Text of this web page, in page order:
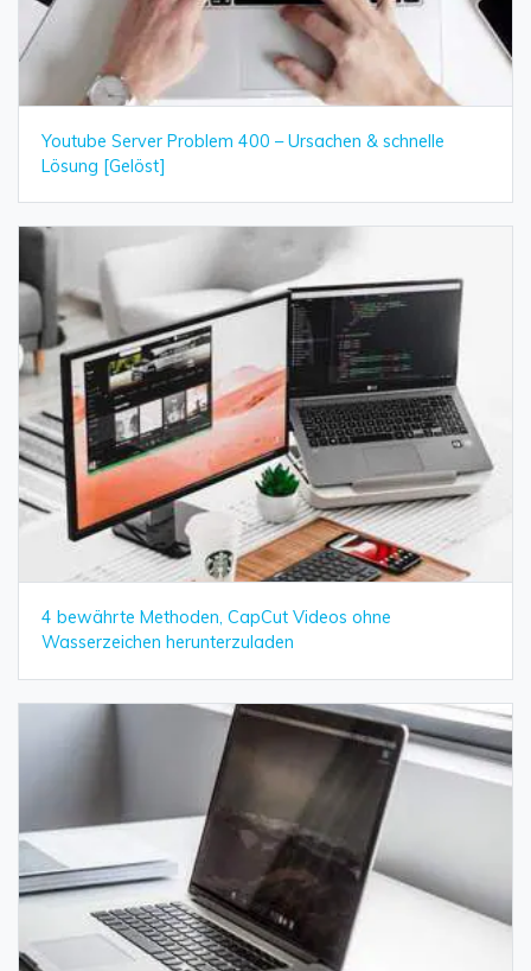
Youtube Server Problem 400 – Ursachen & schnelle
Lösung [Gelöst]
4 bewährte Methoden, CapCut Videos ohne
Wasserzeichen herunterzuladen